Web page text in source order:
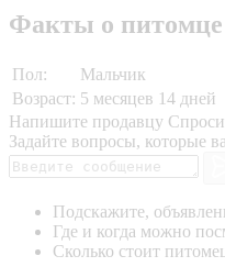
Факты о питомце
Пол:
Мальчик
Возраст: 5 месяцев 14 дней
Напишите продавцу
Задайте вопросы, которые
Подскажите,
Где и когда можно
Сколько стоит